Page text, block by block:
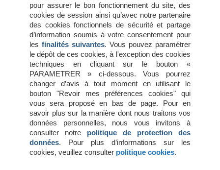
juin 2015
mai 2015
avril 2015
mars 2015
février 2015
janvier 2015
octobre 2014
Connexion
Flux des publications
Flux des commentaires
Site de WordPress-FR
pour assurer le bon fonctionnement du site, des
cookies de session ainsi qu’avec notre partenaire
des cookies fonctionnels de sécurité et partage
d’information soumis à votre consentement pour
les finalités suivantes. Vous pouvez paramétrer
le dépôt de ces cookies, à l'exception des cookies
techniques en cliquant sur le bouton «
PARAMETRER » ci-dessous. Vous pourrez
changer d’avis à tout moment en utilisant le
bouton "Revoir mes préférences cookies" qui
vous sera proposé en bas de page. Pour en
savoir plus sur la manière dont nous traitons vos
données personnelles, nous vous invitons à
consulter notre politique de protection des
données. Pour plus d’informations sur les
cookies, veuillez consulter politique cookies.